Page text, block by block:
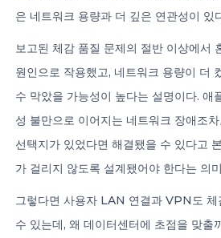
은 네트워크 용량과 더 깊은 연관성이 있
보고된 체감 품질 문제의 절반 이상에서
원인으로 작용했고, 네트워크 용량이 더
수 막았을 가능성이 높다는 설명이다. 애
성 불만으로 이어지는 네트워크 장애조
선택지가 있었다면 해결됐을 수 있다고
가 걸리지 않도록 설계됐어야 한다는 의
그렇다면 사용자 LAN 연결과 VPN도 체
수 있는데, 왜 데이터센터에 초점을 맞출